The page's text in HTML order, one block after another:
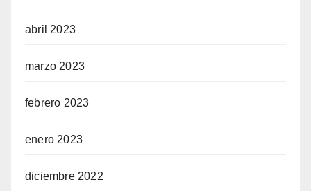
abril 2023
marzo 2023
febrero 2023
enero 2023
diciembre 2022